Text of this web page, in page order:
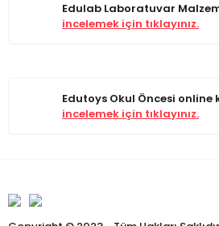
Edulab Laboratuvar
incelemek için tıklayınız.
Edutoys Okul Öncesi
incelemek için tıklayınız.